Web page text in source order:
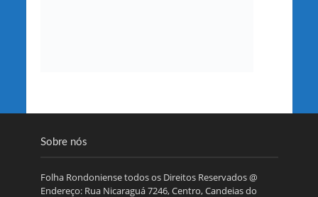
Sobre nós
Folha Rondoniense todos os Direitos Reservados @
Endereço: Rua Nicaraguá 7246, Centro, Candeias do